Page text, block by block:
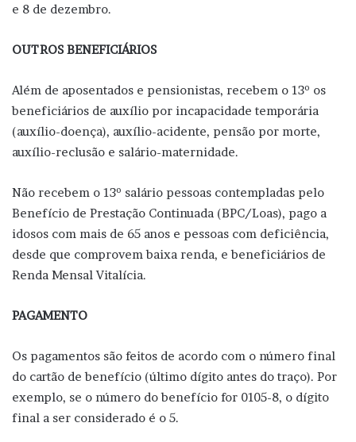
e 8 de dezembro.
OUTROS BENEFICIÁRIOS
Além de aposentados e pensionistas, recebem o 13º os
beneficiários de auxílio por incapacidade temporária
(auxílio-doença), auxílio-acidente, pensão por morte,
auxílio-reclusão e salário-maternidade.
Não recebem o 13º salário pessoas contempladas pelo
Benefício de Prestação Continuada (BPC/Loas), pago a
idosos com mais de 65 anos e pessoas com deficiência,
desde que comprovem baixa renda, e beneficiários de
Renda Mensal Vitalícia.
PAGAMENTO
Os pagamentos são feitos de acordo com o número final
do cartão de benefício (último dígito antes do traço). Por
exemplo, se o número do benefício for 0105-8, o dígito
final a ser considerado é o 5.